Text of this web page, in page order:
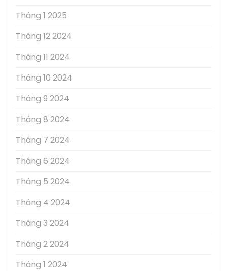
Tháng 1 2025
Tháng 12 2024
Tháng 11 2024
Tháng 10 2024
Tháng 9 2024
Tháng 8 2024
Tháng 7 2024
Tháng 6 2024
Tháng 5 2024
Tháng 4 2024
Tháng 3 2024
Tháng 2 2024
Tháng 1 2024